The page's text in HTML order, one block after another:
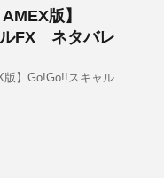
版】
ルFX ネタバレ
】Go!Go!!スキャル